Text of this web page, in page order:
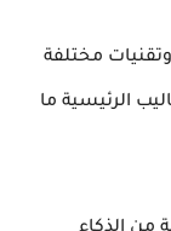
مختلفة
الرئيسية ما